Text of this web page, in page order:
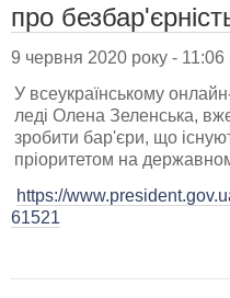
про
9 червня 2020 року - 11:06
У всеукраїнському
леді Олена Зеленська,
зробити бар'єри, що
пріоритетом на
https://
61521